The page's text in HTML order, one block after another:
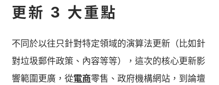
更新 3 大重點
不同於以往只針對特定領域的演算法更新（比如針
對垃圾郵件政策、內容等等），這次的核心更新影
響範圍更廣，從電商零售、政府機構網站，到論壇